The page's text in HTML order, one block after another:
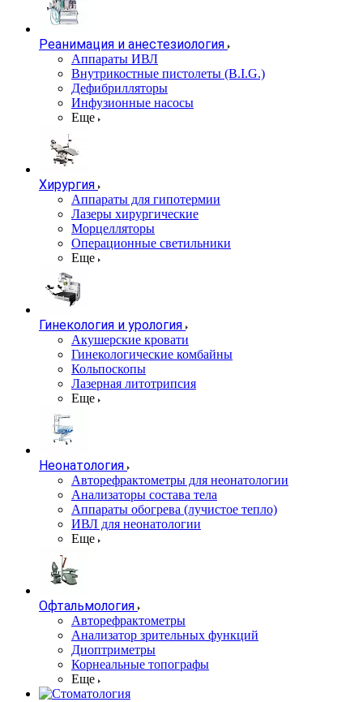
Реанимация и анестезиология
Аппараты ИВЛ
Внутрикостные пистолеты (B.I.G.)
Дефибрилляторы
Инфузионные насосы
Еще
Хирургия
Аппараты для гипотермии
Лазеры хирургические
Морцелляторы
Операционные светильники
Еще
Гинекология и урология
Акушерские кровати
Гинекологические комбайны
Кольпоскопы
Лазерная литотрипсия
Еще
Неонатология
Авторефрактометры для неонатологии
Анализаторы состава тела
Аппараты обогрева (лучистое тепло)
ИВЛ для неонатологии
Еще
Офтальмология
Авторефрактометры
Анализатор зрительных функций
Диоптриметры
Корнеальные топографы
Еще